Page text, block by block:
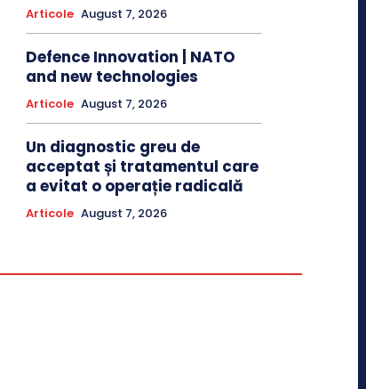
Articole August 7, 2026
Defence Innovation | NATO
and new technologies
Articole August 7, 2026
Un diagnostic greu de
acceptat și tratamentul care
a evitat o operație radicală
Articole August 7, 2026